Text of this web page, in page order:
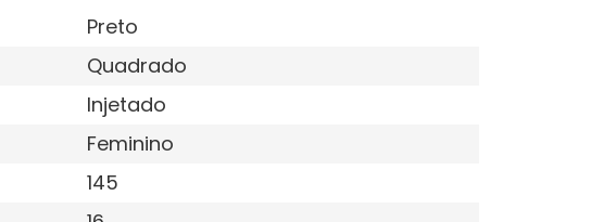
Preto
Quadrado
Injetado
Feminino
145